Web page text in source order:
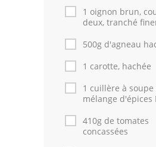
Forum
Thèmes
Espace Personnel
1 oignon brun,
deux, tranché
500g d'agneau
1 carotte, hachée
1 cuillère à soupe
mélange d'épices
410g de tomates
concassées